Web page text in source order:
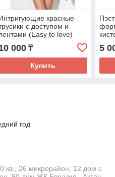
красные
с доступом и
(Easy to love)
000₸
Купить
5
год
кв., 26 микрорайон, 12 дом с